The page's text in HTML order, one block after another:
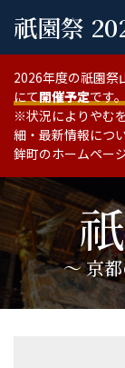
祇園祭
2026年度の祇園祭
にて開催予定です
※状況によりやむ
細・最新情報につ
鉾町のホームペー
〜 京